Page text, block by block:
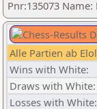
Pnr:135073 Name:
Alle Partien ab
Wins with White:
Draws with White:
Losses with White: